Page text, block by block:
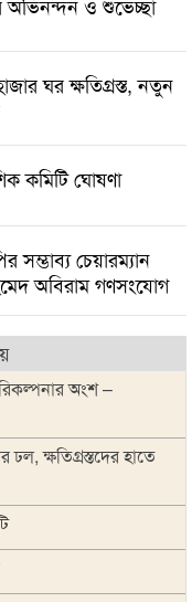
ঘর ক্ষতিগ্রস্ত, নতুন
কমিটি ঘোষণা
সম্ভাব্য চেয়ারম্যান
অবিরাম গণসংযোগ
অংশ –
ঢল, ক্ষতিগ্রস্তদের হাতে